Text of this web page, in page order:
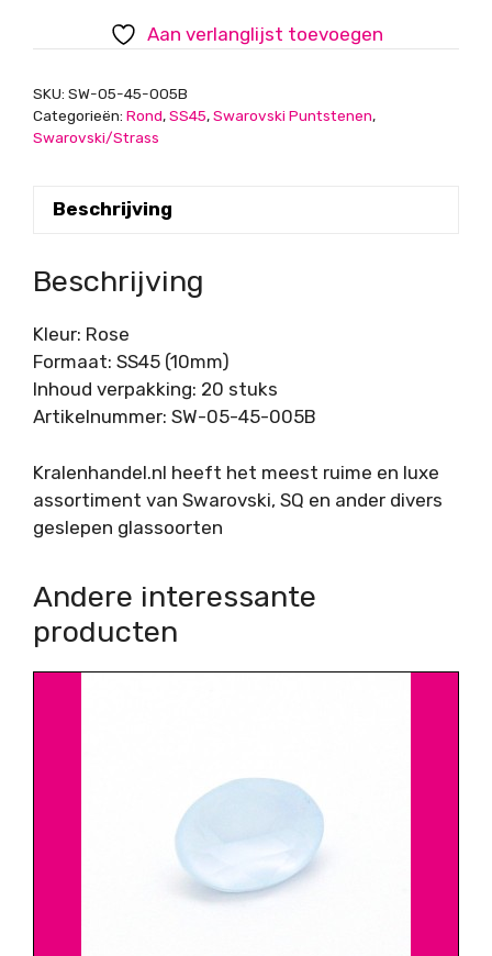
Rose
aantal
Aan verlanglijst toevoegen
SKU: SW-05-45-005B
Categorieën: Rond,SS45,Swarovski Puntstenen,
Swarovski/Strass
Beschrijving
Beschrijving
Kleur: Rose
Formaat: SS45 (10mm)
Inhoud verpakking: 20 stuks
Artikelnummer: SW-05-45-005B
Kralenhandel.nl heeft het meest ruime en luxe
assortiment van Swarovski, SQ en ander divers
geslepen glassoorten
Andere interessante
producten